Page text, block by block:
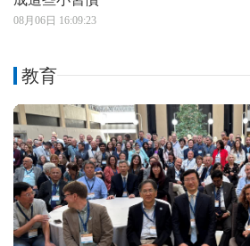
08月06日 16:09:23
教育